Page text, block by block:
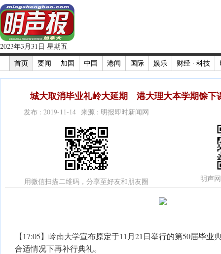
2023年3月31日 星期五
首页
要闻 加国 中国 港闻 国际 娱乐 财经 · 科技
城大取消毕业礼岭大延期 港大理大本学期馀下
发布 : 2019-11-14 来源 : 明报即时新闻网
用微信扫描二维码，分享至好友和朋友圈 明声
【17:05】岭南大学宣布原定于11月21日举行的第50届毕
合适情况下再补行典礼。